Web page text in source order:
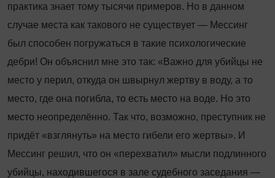
практика знает тому тысячи примеров. Но в данном
случае места как такового не существует — Мессинг
был способен погружаться в такие психологические
дебри! Он объяснил мне это так: «Важно для убийцы не
место у перил, откуда он швырнул жертву в воду, а то
место, где она погибла, то есть место на воде. Но это
место неопределённо. Так что, возможно, преступник не
придёт «взглянуть» на место гибели его жертвы». И
Мессинг решил, что он «перехватил» мысли подлинного
убийцы, находившегося в зале судебного заседания —